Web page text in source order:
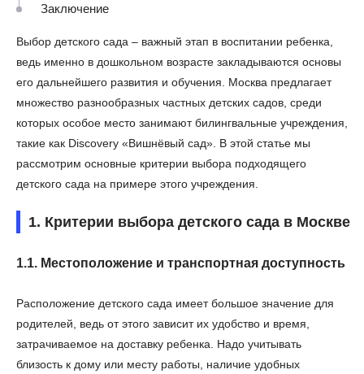
Заключение
Выбор детского сада – важный этап в воспитании ребенка,
ведь именно в дошкольном возрасте закладываются основы
его дальнейшего развития и обучения. Москва предлагает
множество разнообразных частных детских садов, среди
которых особое место занимают билингвальные учреждения,
такие как Discovery «Вишнёвый сад». В этой статье мы
рассмотрим основные критерии выбора подходящего
детского сада на примере этого учреждения.
1. Критерии выбора детского сада в Москве
1.1. Местоположение и транспортная доступность
Расположение детского сада имеет большое значение для
родителей, ведь от этого зависит их удобство и время,
затрачиваемое на доставку ребенка. Надо учитывать
близость к дому или месту работы, наличие удобных